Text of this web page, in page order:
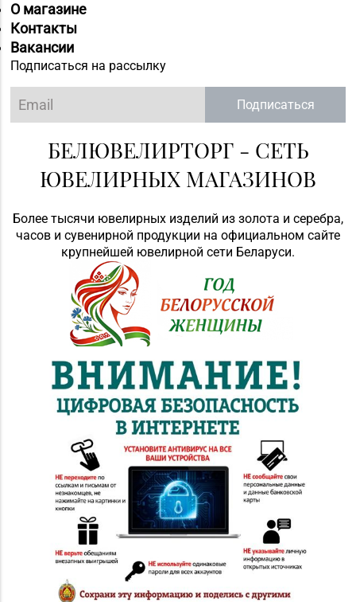
О магазине
Контакты
Вакансии
Подписаться на рассылку
Подписаться
БЕЛЮВЕЛИРТОРГ - СЕТЬ
ЮВЕЛИРНЫХ МАГАЗИНОВ
Более тысячи ювелирных изделий из золота и серебра,
часов и сувенирной продукции на официальном сайте
крупнейшей ювелирной сети Беларуси.